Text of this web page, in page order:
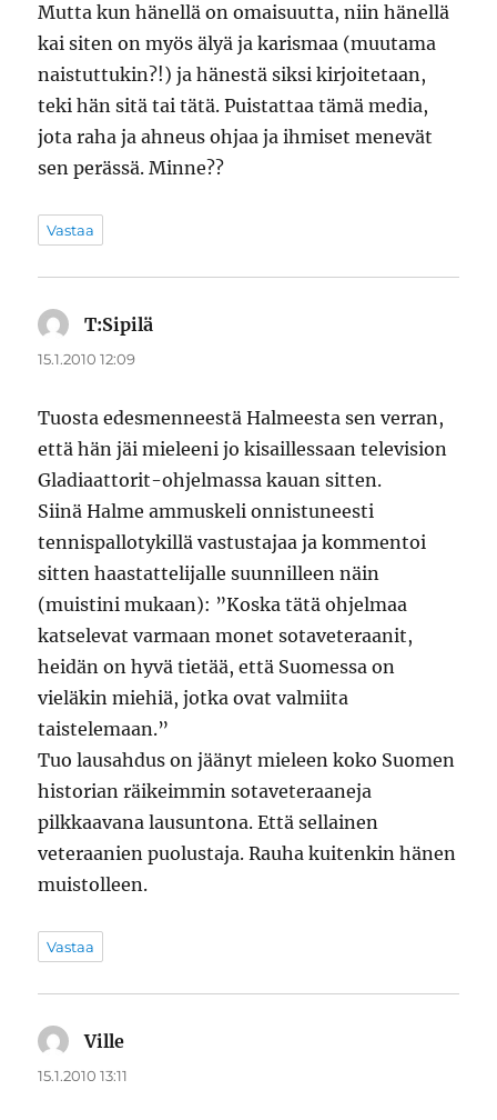
Mutta kun hänellä on omaisuutta, niin hänellä
kai siten on myös älyä ja karismaa (muutama
naistuttukin?!) ja hänestä siksi kirjoitetaan,
teki hän sitä tai tätä. Puistattaa tämä media,
jota raha ja ahneus ohjaa ja ihmiset menevät
sen perässä. Minne??
Vastaa
T:Sipilä
15.1.2010 12:09
Tuosta edesmenneestä Halmeesta sen verran,
että hän jäi mieleeni jo kisaillessaan television
Gladiaattorit-ohjelmassa kauan sitten.
Siinä Halme ammuskeli onnistuneesti
tennispallotykillä vastustajaa ja kommentoi
sitten haastattelijalle suunnilleen näin
(muistini mukaan): ”Koska tätä ohjelmaa
katselevat varmaan monet sotaveteraanit,
heidän on hyvä tietää, että Suomessa on
vieläkin miehiä, jotka ovat valmiita
taistelemaan.”
Tuo lausahdus on jäänyt mieleen koko Suomen
historian räikeimmin sotaveteraaneja
pilkkaavana lausuntona. Että sellainen
veteraanien puolustaja. Rauha kuitenkin hänen
muistolleen.
Vastaa
Ville
15.1.2010 13:11